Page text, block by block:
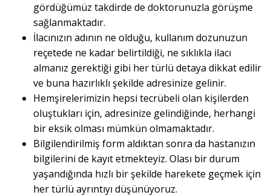
gördüğümüz takdirde de doktorunuzla görüşme
sağlanmaktadır.
İlacınızın adının ne olduğu, kullanım dozunuzun
reçetede ne kadar belirtildiği, ne sıklıkla ilacı
almanız gerektiği gibi her türlü detaya dikkat edilir
ve buna hazırlıklı şekilde adresinize gelinir.
Hemşirelerimizin hepsi tecrübeli olan kişilerden
oluştukları için, adresinize gelindiğinde, herhangi
bir eksik olması mümkün olmamaktadır.
Bilgilendirilmiş form aldıktan sonra da hastanızın
bilgilerini de kayıt etmekteyiz. Olası bir durum
yaşandığında hızlı bir şekilde harekete geçmek için
her türlü ayrıntıyı düşünüyoruz.